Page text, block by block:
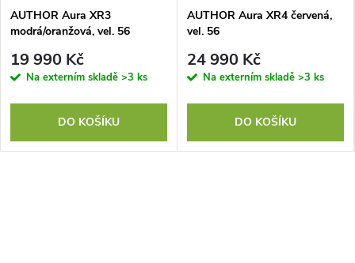
AUTHOR Aura XR3
modrá/oranžová, vel. 56
19 990 Kč
Na externím skladě >3 ks
DO KOŠÍKU
AUTHOR Aura XR4 červená,
vel. 56
24 990 Kč
Na externím skladě >3 ks
DO KOŠÍKU